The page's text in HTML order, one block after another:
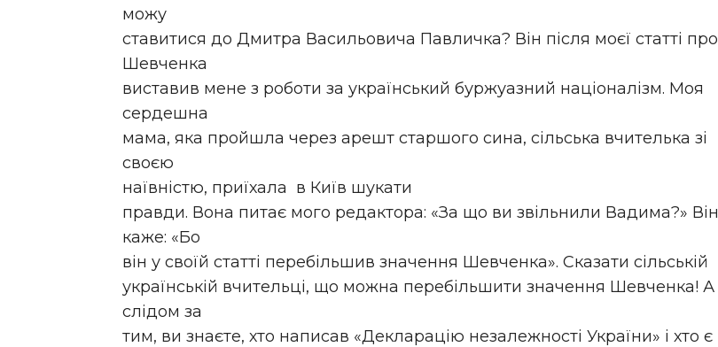
можу
ставитися до Дмитра Васильовича Павличка? Він після моєї статті про
Шевченка
виставив мене з роботи за український буржуазний націоналізм. Моя
сердешна
мама, яка пройшла через арешт старшого сина, сільська вчителька зі
своєю
наївністю, приїхала в Київ шукати
правди. Вона питає мого редактора: «За що ви звільнили Вадима?» Він
каже: «Бо
він у своїй статті перебільшив значення Шевченка». Сказати сільській
українській вчительці, що можна перебільшити значення Шевченка! А
слідом за
тим, ви знаєте, хто написав «Декларацію незалежності України» і хто є